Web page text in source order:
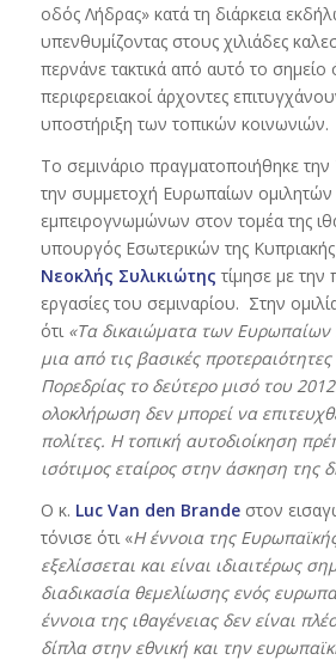
οδός Λήδρας» κατά τη διάρκεια
υπενθυμίζοντας στους χιλιάδες
περνάνε τακτικά από αυτό το σημείο
περιφερειακοί άρχοντες
υποστήριξη των τοπικών κοινωνιών.
Το σεμινάριο πραγματοποιήθηκε την
την συμμετοχή Ευρωπαίων ομιλητών
εμπειρογνωμώνων στον τομέα της
υπουργός Εσωτερικών της
Νεοκλής Συλικιώτης τίμησε με την
εργασίες του σεμιναρίου. Στην
ότι «Τα δικαιώματα των Ευρωπαίων
μια από τις βασικές
Πορεδρίας το δεύτερο μισό του
ολοκλήρωση δεν μπορεί να
πολίτες. Η τοπική αυτοδιοίκηση
ισότιμος εταίρος στην άσκηση της
Ο κ. Luc Van den Brande στον
τόνισε ότι «Η έννοια της
εξελίσσεται και είναι ιδιαιτέρως
διαδικασία θεμελίωσης ενός
έννοια της ιθαγένειας δεν είναι
δίπλα στην εθνική και την